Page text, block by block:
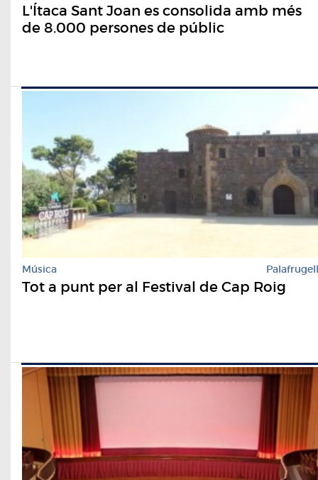
L'Ítaca Sant Joan es consolida amb més
de 8.000 persones de públic
Música Palafrugell
Tot a punt per al Festival de Cap Roig